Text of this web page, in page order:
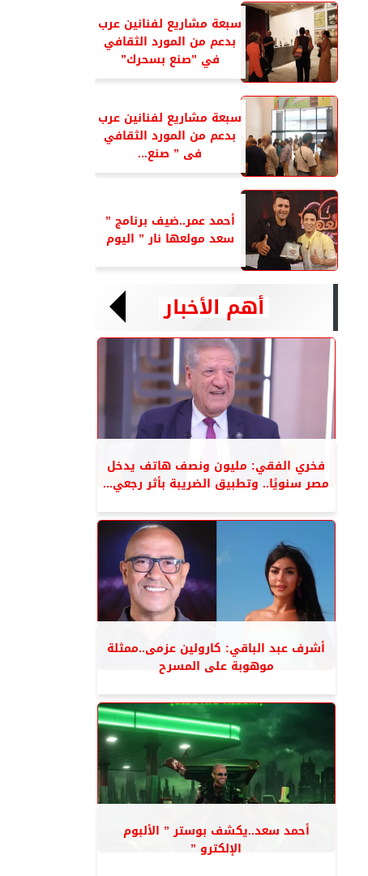
سبعة مشاريع لفنانين عرب
بدعم من المورد الثقافي
في ”صنع بسحرك”
سبعة مشاريع لفنانين عرب
بدعم من المورد الثقافي
فى ” صنع...
أحمد عمر..ضيف برنامج ”
سعد مولعها نار ” اليوم
أهم الأخبار
فخري الفقي: مليون ونصف هاتف يدخل
مصر سنويًا.. وتطبيق الضريبة بأثر رجعي...
أشرف عبد الباقي: كارولين عزمى..ممثلة
موهوبة على المسرح
أحمد سعد..يكشف بوستر ” الألبوم
الإلكترو ”